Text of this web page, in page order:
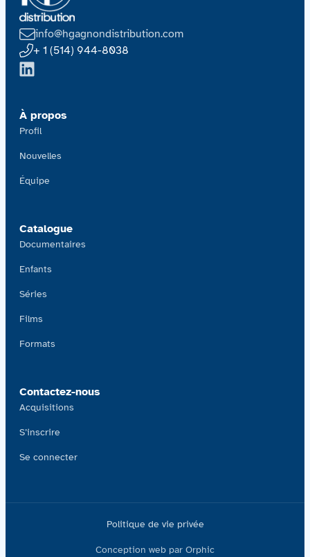
info@hgagnondistribution.com
+ 1 (514) 944-8038
À propos
Profil
Nouvelles
Équipe
Catalogue
Documentaires
Enfants
Séries
Films
Formats
Contactez-nous
Acquisitions
S’inscrire
Se connecter
Politique de vie privée
Conception web par Orphic